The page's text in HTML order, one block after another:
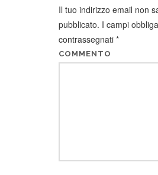
Il tuo indirizzo email non
pubblicato. I campi
contrassegnati *
COMMENTO